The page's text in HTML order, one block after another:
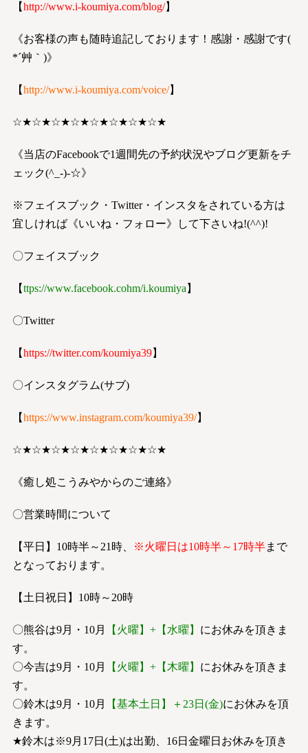
【http://www.i-koumiya.com/blog/】
《お客様の声も随時追記しております！感謝・感謝です(
*´艸｀)》
【http://www.i-koumiya.com/voice/】
☆★☆★☆★☆★☆★☆★☆★☆★
《当店のFacebookで1週間先の予約状況やブログ更新をチ
ェック(^_-)-☆》
※フェイスブック・Twitter・インスタをされている方は
宜しければ《いいね・フォロー》して下さいね!(^^)!
〇フェイスブック
【ttps://www.facebook.cohm/i.koumiya 】
〇Twitter
【https://twitter.com/koumiya39】
〇インスタグラム(サブ)
【https://www.instagram.com/koumiya39/】
☆★☆★☆★☆★☆★☆★☆★☆★
《癒し処こうみやからのご連絡》
〇営業時間について
【平日】10時半～21時、 ※火曜日は10時半～17時半まで
となっております。
【土日祝日】10時～20時
〇熊谷は9月・10月 【火曜】+【水曜】 にお休みを頂きま
す。
〇今吉は9月・10月
【火曜】+【木曜】 にお休みを頂きま
す。
〇鈴木は9月・10月
【基本土日】＋23日(金)にお休みを頂
きます。
★鈴木は※9月17日(土)は出勤、16日金曜日お休みを頂き